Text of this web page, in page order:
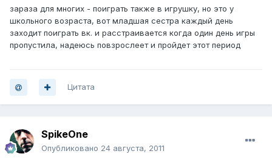
зараза для многих - поиграть также в игрушку, но это у
школьного возраста, вот младшая сестра каждый день
заходит поиграть вк. и расстраивается когда один день игры
пропустила, надеюсь повзрослеет и пройдет этот период
Цитата
SpikeOne
Опубликовано 24 августа, 2011